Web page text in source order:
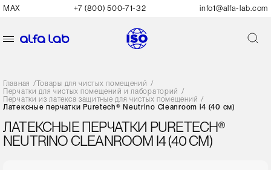
MAX +7 (800) 500-71-32 info1@alfa-lab.com
Главная /Товары для чистых помещений /
Перчатки для чистых помещений и лабораторий /
Перчатки из латекса защитные для чистых помещений /
Латексные перчатки Puretech® Neutrino Cleanroom i4 (40 см)
ЛАТЕКСНЫЕ ПЕРЧАТКИ PURETECH®
NEUTRINO CLEANROOM I4 (40 СМ)